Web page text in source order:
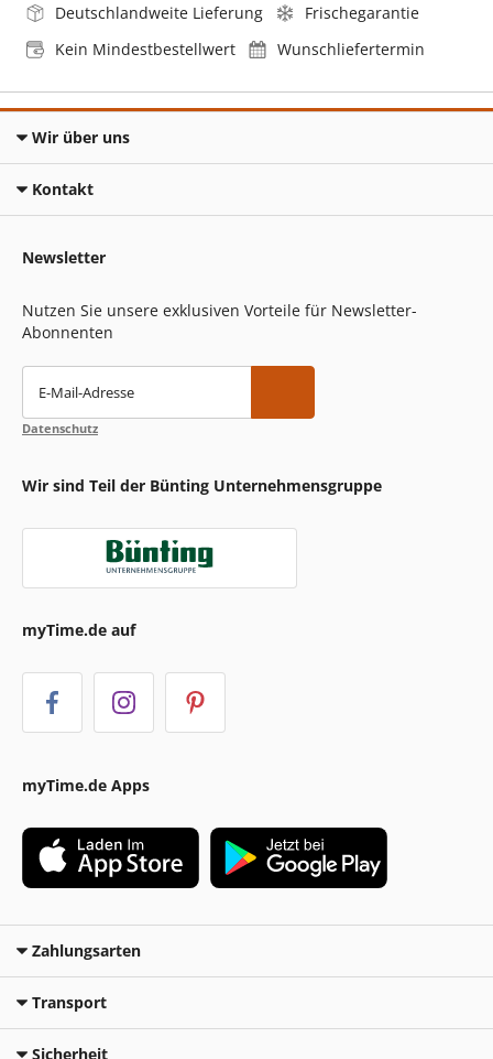
Deutschlandweite Lieferung
Frischegarantie
Kein Mindestbestellwert
Wunschliefertermin
Wir über uns
Kontakt
Newsletter
Nutzen Sie unsere exklusiven Vorteile für Newsletter-
Abonnenten
E-Mail-Adresse
Datenschutz
Wir sind Teil der Bünting Unternehmensgruppe
myTime.de auf
myTime.de Apps
Zahlungsarten
Transport
Sicherheit